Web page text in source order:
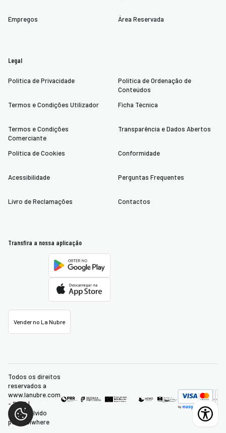
Empregos Área Reservada
Legal
Política de Privacidade
Termos e Condições Utilizador
Termos e Condições
Comerciante
Política de Cookies
Acessibilidade
Livro de Reclamações
Política de Ordenação de
Conteúdos
Ficha Técnica
Transparência e Dados Abertos
Conformidade
Perguntas Frequentes
Contactos
Transfira a nossa aplicação
Vender no La Nubre
Todos os direitos
reservados a
www.lanubre.com
- 2026 |
Desenvolvido
por:Ubiwhere